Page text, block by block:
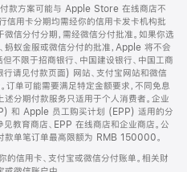
款方案可能与 Apple Store 在线商店不
信用卡分期均需经你的信用卡发卡机构批
微信分付分期，需经微信分付批准。如果你选
蚂蚁金服或微信分付的批准，Apple 将不会
不限于招商银行、中国建设银行、中国工商
行请见付款页面) 网站、支付宝网站和微信
订单可能需要满足特定金额要求，不同免息
分期付款服务只适用于个人消费者。企业
和 Apple 员工购买计划 (EPP) 适用的分
教育商店、EPP 在线商店和企业商店。公
款单笔订单最高限额为 RMB 150000。
的信用卡、支付宝或微信分付账单。相关财